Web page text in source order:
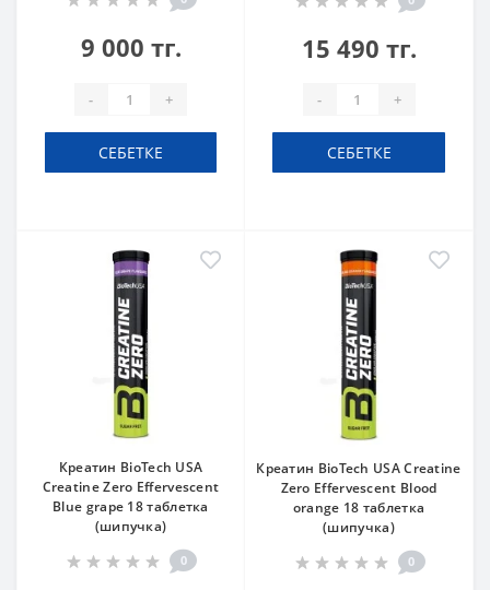
9 000 тг.
- +
СЕБЕТКЕ
15 490 тг.
- +
СЕБЕТКЕ
Креатин BioTech USA
Creatine Zero Effervescent
Blue grape 18 таблетка
(шипучка)
0
Креатин BioTech USA Creatine
Zero Effervescent Blood
orange 18 таблетка
(шипучка)
0